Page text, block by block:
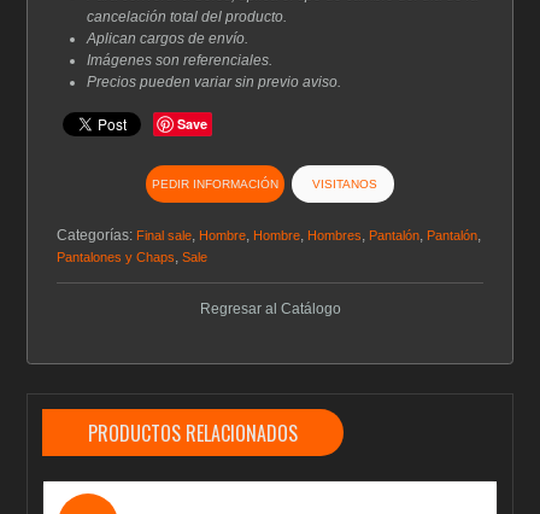
cancelación total del producto.
Aplican cargos de envío.
Imágenes son referenciales.
Precios pueden variar sin previo aviso.
Save
PEDIR INFORMACIÓN VISITANOS
Categorías: Final sale, Hombre, Hombre, Hombres, Pantalón, Pantalón,
Pantalones y Chaps,Sale
Regresar al Catálogo
PRODUCTOS RELACIONADOS